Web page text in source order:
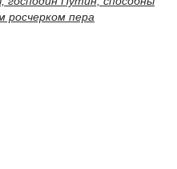
росчерком пера